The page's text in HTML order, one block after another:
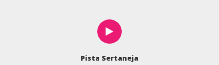
Pista Sertaneja